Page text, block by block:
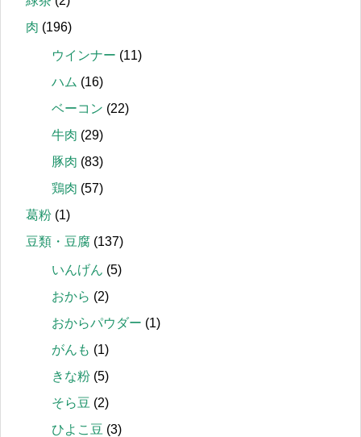
肉 (196)
ウインナー (11)
ハム (16)
ベーコン (22)
牛肉 (29)
豚肉 (83)
鶏肉 (57)
葛粉 (1)
豆類・豆腐 (137)
いんげん (5)
おから (2)
おからパウダー (1)
がんも (1)
きな粉 (5)
そら豆 (2)
ひよこ豆 (3)